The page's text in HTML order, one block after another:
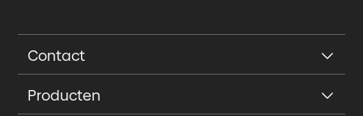
Contact
Producten